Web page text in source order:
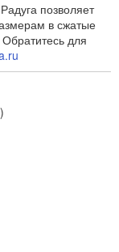
позволяет
в сжатые
для